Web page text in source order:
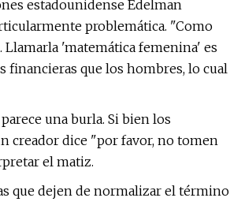
estadounidense Edelman
problemática. "Como
'matemática femenina' es
financieras que los hombres, lo cual
una burla. Si bien los
creador dice "por favor, no tomen
el matiz.
que dejen de normalizar el término